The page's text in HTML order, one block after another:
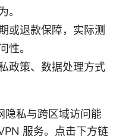
。
或退款保障，实际测
性。
政策、数据处理方式
隐私与跨区域访问能
服务。点击下方链